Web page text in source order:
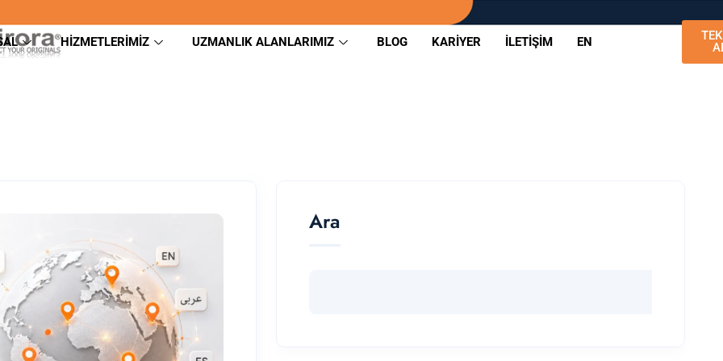
HIZMETLERIMIZ UZMANLIK ALANLARIMIZ BLOG KARIYER İLETIŞIM EN
Ara